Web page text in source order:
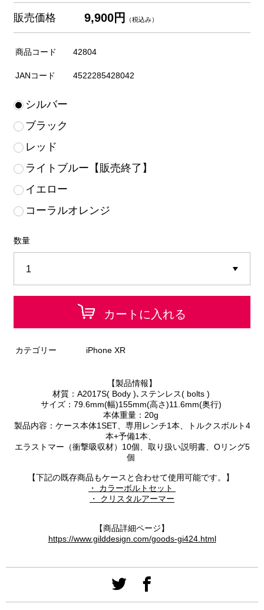
販売価格 9,900円 （税込み）
商品コード 42804
JANコード 4522285428042
シルバー
ブラック
レッド
ライトブルー【販売終了】
イエロー
コーラルオレンジ
数量
カートに入れる
カテゴリー iPhone XR
【製品情報】
材質：A2017S( Body )､ステンレス( bolts )
サイズ：79.6mm(幅)155mm(高さ)11.6mm(奥行)
本体重量：20g
製品内容：ケース本体1SET、専用レンチ1本、トルクスボルト4
本+予備1本、
エラストマー（衝撃吸収材）10個、取り扱い説明書、Oリング5
個
【下記の既存商品もケースと合わせて使用可能です。】
・ カラーボルトセット
・ クリスタルアーマー
【商品詳細ページ】
https://www.gilddesign.com/goods-gi424.html